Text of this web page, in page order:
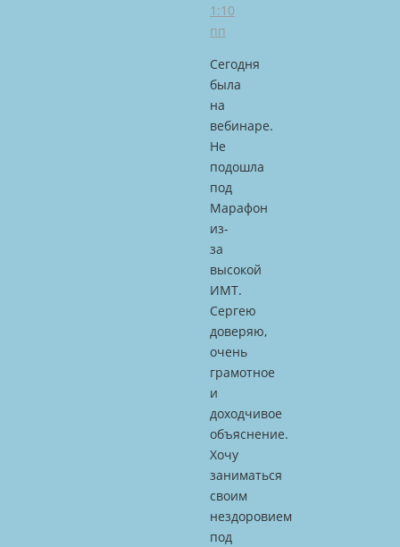
1:10
пп
Сегодня
была
на
вебинаре.
Не
подошла
под
Марафон
из-
за
высокой
ИМТ.
Сергею
доверяю,
очень
грамотное
и
доходчивое
объяснение.
Хочу
заниматься
своим
нездоровием
под